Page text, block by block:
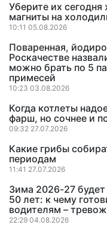
Уберите их
магниты на
10:11 05.08.2026
Поваренная,
Роскачестве
можно брать по 5
примесей
10:23 03.08.2026
Когда котлеты
фарш, но сочнее и
09:32 27.07.2026
Какие грибы
периодам
11:41 27.07.2026
Зима 2026-27
50 лет: к чему
водителям –
22:29 04.08.2026